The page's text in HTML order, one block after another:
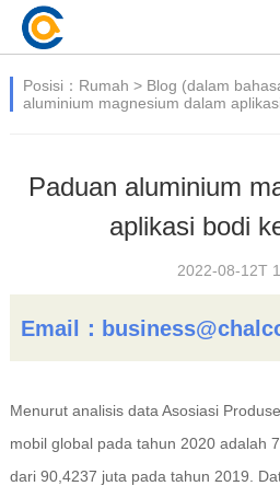
Posisi： Rumah > Blog (dalam
aluminium magnesium dalam
Paduan aluminium
aplikasi bodi
2022-08-12T
Email：
Menurut analisis data Asosiasi
mobil global pada tahun 2020 adalah
dari 90,4237 juta pada tahun 2019.